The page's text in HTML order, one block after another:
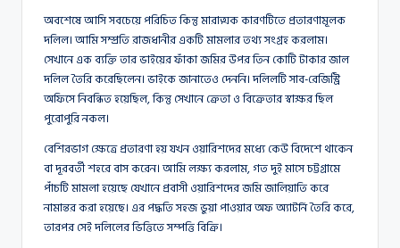
অবশেষে আসি সবচেয়ে পরিচিত কিন্তু মারাত্মক কারণটিতে প্রতারণামূলক
দলিল। আমি সম্প্রতি রাজধানীর একটি মামলার তথ্য সংগ্রহ করলাম।
সেখানে এক ব্যক্তি তার ভাইয়ের ফাঁকা জমির উপর তিন কোটি টাকার জাল
দলিল তৈরি করেছিলেন। ভাইকে জানাতেও দেননি। দলিলটি সাব-রেজিস্ট্রি
অফিসে নিবন্ধিত হয়েছিল, কিন্তু সেখানে ক্রেতা ও বিক্রেতার স্বাক্ষর ছিল
পুরোপুরি নকল।
বেশিরভাগ ক্ষেত্রে প্রতারণা হয় যখন ওয়ারিশদের মধ্যে কেউ বিদেশে থাকেন
বা দূরবর্তী শহরে বাস করেন। আমি লক্ষ্য করলাম, গত দুই মাসে চট্টগ্রামে
পাঁচটি মামলা হয়েছে যেখানে প্রবাসী ওয়ারিশদের জমি জালিয়াতি করে
নামান্তর করা হয়েছে। এর পদ্ধতি সহজ ভুয়া পাওয়ার অফ অ্যাটর্নি তৈরি করে,
তারপর সেই দলিলের ভিত্তিতে সম্পত্তি বিক্রি।